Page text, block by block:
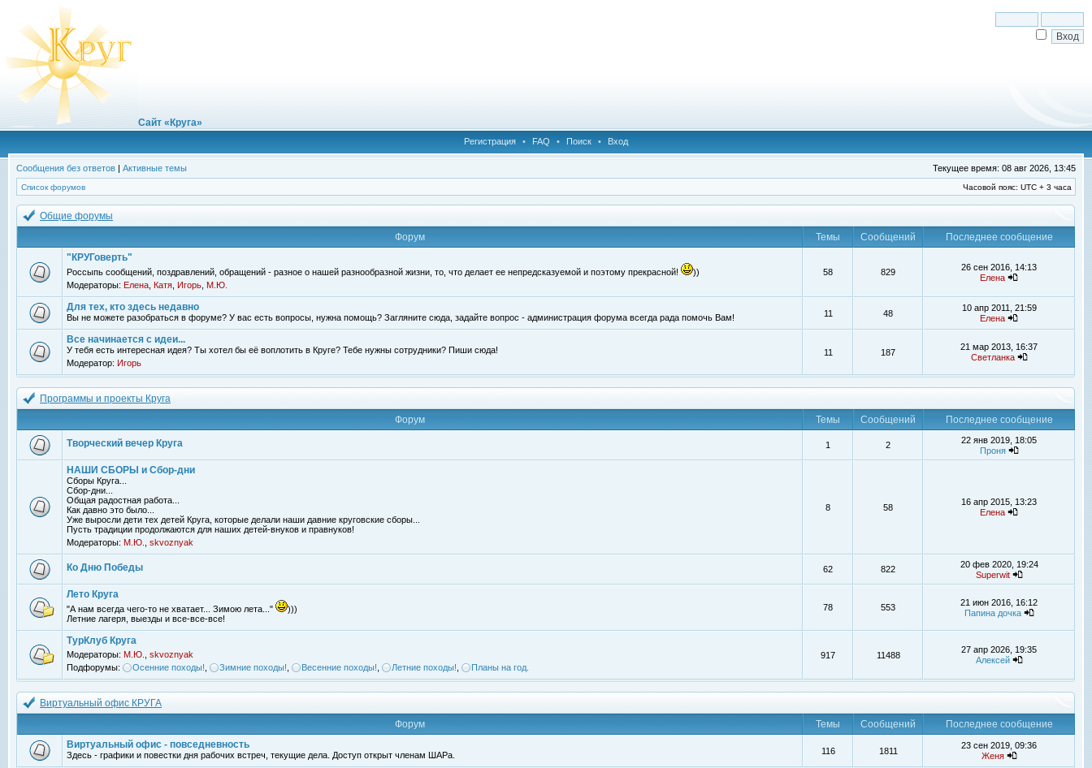
Сайт «Круга»
Регистрация • FAQ • Поиск • Вход
Сообщения без ответов | Активные темы Текущее время: 08 авг 2026, 13:45
Список форумов Часовой пояс: UTC + 3 часа
Общие форумы
Форум
Темы Сообщений
Последнее сообщение
"КРУГоверть"
Россыпь сообщений, поздравлений, обращений - разное о нашей разнообразной жизни, то, что делает ее непредсказуемой и поэтому прекрасной!
))
Модераторы: Елена Катя Игорь М.Ю.
58 829
26 сен 2016, 14:13
Елена
Для тех, кто здесь недавно
Вы не можете разобраться в форуме? У вас есть вопросы, нужна помощь? Загляните сюда, задайте вопрос - администрация форума всегда рада помочь Вам! 11 48
10 апр 2011, 21:59
Елена
Все начинается с идеи...
У тебя есть интересная идея? Ты хотел бы её воплотить в Круге? Тебе нужны сотрудники? Пиши сюда!
Модератор: Игорь
11 187
21 мар 2013, 16:37
Светланка
Программы и проекты Круга
Форум
Темы Сообщений Последнее сообщение
Творческий вечер Круга 1 2
22 янв 2019, 18:05
Проня
НАШИ СБОРЫ и Сбор-дни
Сборы Круга...
Сбор-дни...
Общая радостная работа...
Как давно это было...
Уже выросли дети тех детей Круга, которые делали наши давние круговские сборы...
Пусть традиции продолжаются для наших детей-внуков и правнуков!
Модераторы: М.Ю. skvoznyak
8 58
16 апр 2015, 13:23
Елена
Ко Дню Победы 62 822
20 фев 2020, 19:24
Superwit
Лето Круга
"А нам всегда чего-то не хватает... Зимою лета..."
)))
Летние лагеря, выезды и все-все-все!
78 553
21 июн 2016, 16:12
Папина дочка
ТурКлуб Круга
Модераторы: М.Ю.
skvoznyak
Подфорумы:
Осенние походы! Зимние походы! Весенние походы! Летние походы! Планы на год.
917 11488
27 апр 2026, 19:35
Алексей
Виртуальный офис КРУГА
Форум
Темы Сообщений
Последнее сообщение
Виртуальный офис - повседневность
Здесь - графики и повестки дня рабочих встреч, текущие дела. Доступ открыт членам ШАРа. 116 1811
23 сен 2019, 09:36
Женя